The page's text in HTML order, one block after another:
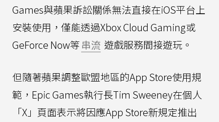
Games與蘋果訴訟關係無法直接在iOS平台上
安裝使用，僅能透過Xbox Cloud Gaming或
GeForce Now等串流 遊戲服務間接遊玩。
但隨著蘋果調整歐盟地區的App Store使用規
範，Epic Games執行長Tim Sweeney在個人
「X」頁面表示將因應App Store新規定推出